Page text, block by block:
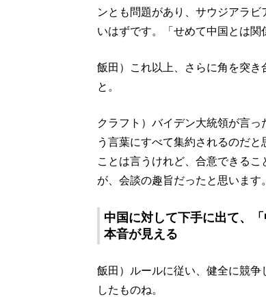
ンとも問題があり、サウジアラ
いはずです。「せめて中国とは関
飯田）これ以上、さらに角を突
と。
クラフト）バイデン大統領が言
う言葉にすべて集約されるのだ
ことは言うけれど、合意できる
が、会談の趣旨だったと思います。
中国に対して下手に出て、
本音が見える
飯田）ルールに従い、健全に競争
したものね。